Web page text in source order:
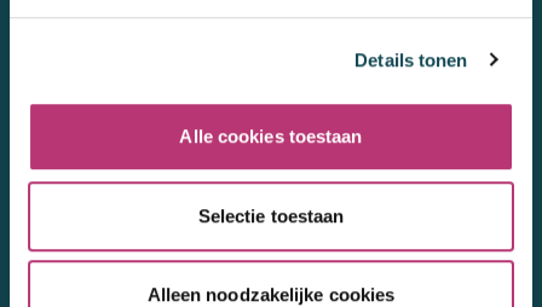
Details tonen
Alle cookies toestaan
Selectie toestaan
Alleen noodzakelijke cookies
Polanerbaan 3
NL Mental Care Group B.V.:
KvK:76188132
Vacatures